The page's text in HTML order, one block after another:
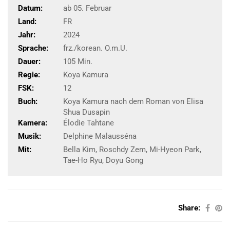
Datum:
ab 05. Februar
Land:
FR
Jahr:
2024
Sprache:
frz./korean. O.m.U.
Dauer:
105 Min.
Regie:
Koya Kamura
FSK:
12
Buch:
Koya Kamura nach dem Roman von Elisa
Shua Dusapin
Kamera:
Élodie Tahtane
Musik:
Delphine Malausséna
Mit:
Bella Kim, Roschdy Zem, Mi-Hyeon Park,
Tae-Ho Ryu, Doyu Gong
Share: